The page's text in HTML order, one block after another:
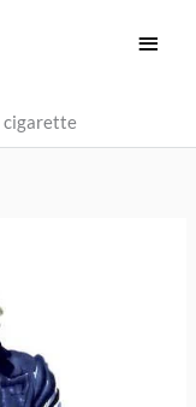
cigarette